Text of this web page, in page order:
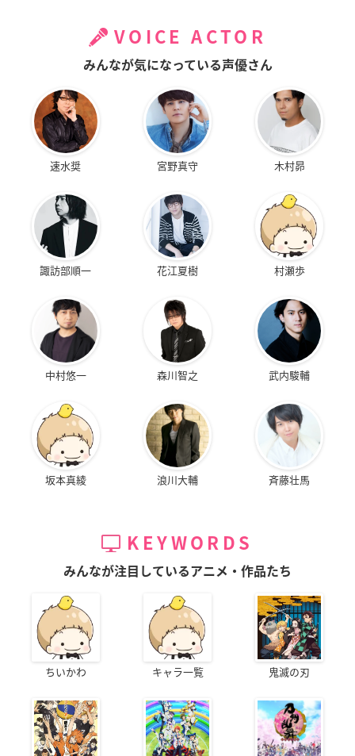
VOICE ACTOR
みんなが気になっている声優さん
速水奨 宮野真守 木村昴
諏訪部順一 花江夏樹 村瀬歩
中村悠一 森川智之 武内駿輔
坂本真綾 浪川大輔 斉藤壮馬
KEYWORDS
みんなが注目しているアニメ・作品たち
ちいかわ キャラ一覧 鬼滅の刃